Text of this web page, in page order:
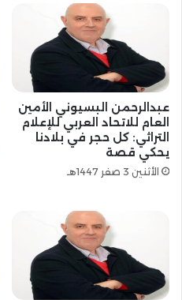
عبدالرحمن البسيوني الأمين
العام للاتحاد العربي للإعلام
التراثي: كل حجر في بلادنا
يحكي قصة
الأثنين 3 صفر 1447هـ